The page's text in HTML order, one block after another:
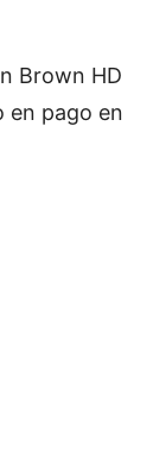
Brown HD
en pago en